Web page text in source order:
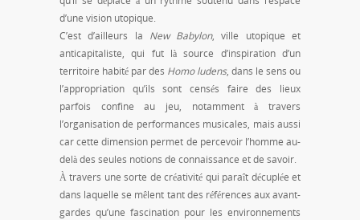
d’une vision utopique.
C’est d’ailleurs la New Babylon, ville utopique et
anticapitaliste, qui fut là source d’inspiration d’un
territoire habité par des Homo ludens, dans le sens ou
l’appropriation qu’ils sont censés faire des lieux
parfois confine au jeu, notamment à travers
l’organisation de performances musicales, mais aussi
car cette dimension permet de percevoir l’homme au-
delà des seules notions de connaissance et de savoir.
À travers une sorte de créativité qui paraît décuplée et
dans laquelle se mêlent tant des références aux avant-
gardes qu’une fascination pour les environnements